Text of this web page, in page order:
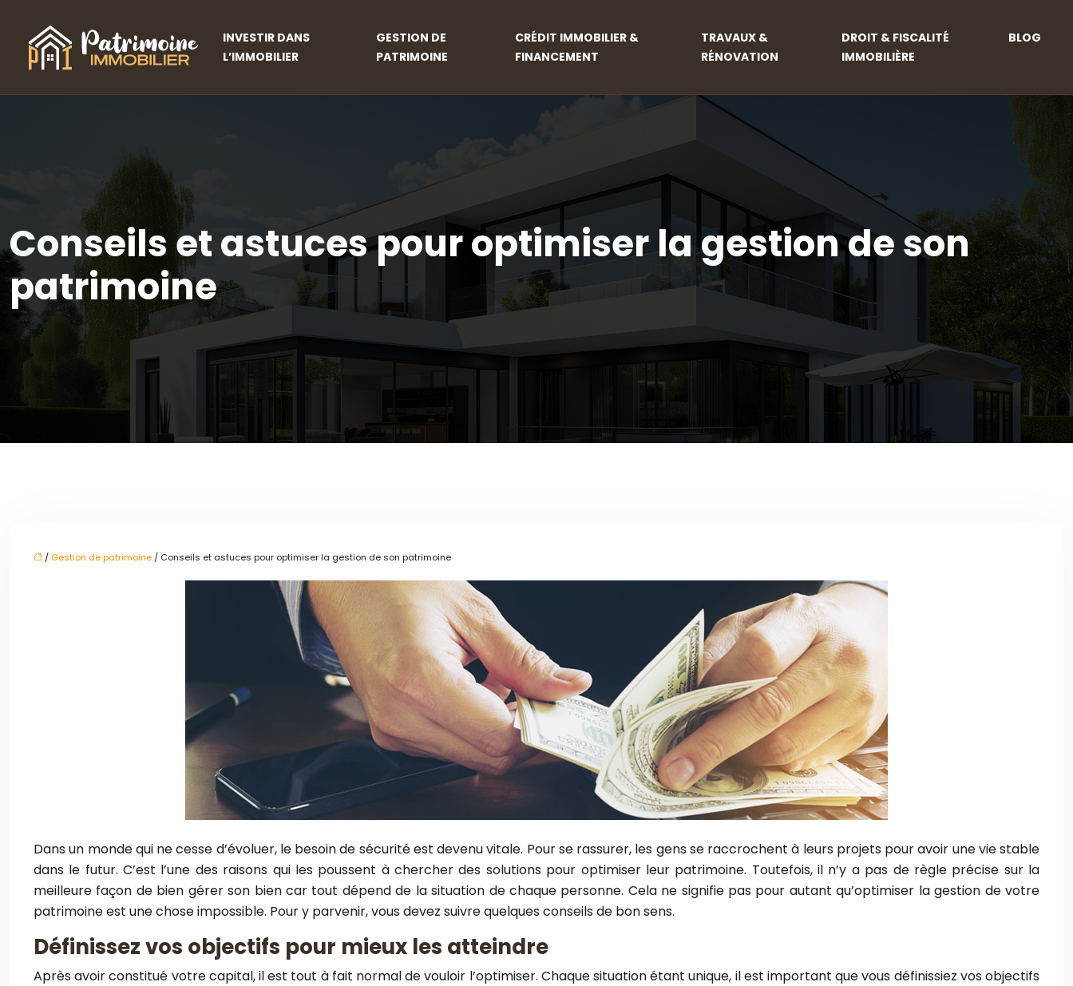
INVESTIR DANS
L’IMMOBILIER
GESTION DE
PATRIMOINE
CRÉDIT IMMOBILIER &
FINANCEMENT
TRAVAUX &
RÉNOVATION
DROIT & FISCALITÉ
IMMOBILIÈRE
BLOG
Conseils et astuces pour optimiser la gestion de son
patrimoine
/ Gestion de patrimoine / Conseils et astuces pour optimiser la gestion de son patrimoine
Dans un monde qui ne cesse d’évoluer, le besoin de sécurité est devenu vitale. Pour se rassurer, les gens se raccrochent à leurs projets pour avoir une vie stable
dans le futur. C’est l’une des raisons qui les poussent à chercher des solutions pour optimiser leur patrimoine. Toutefois, il n’y a pas de règle précise sur la
meilleure façon de bien gérer son bien car tout dépend de la situation de chaque personne. Cela ne signifie pas pour autant qu’optimiser la gestion de votre
patrimoine est une chose impossible. Pour y parvenir, vous devez suivre quelques conseils de bon sens.
Définissez vos objectifs pour mieux les atteindre
Après avoir constitué votre capital, il est tout à fait normal de vouloir l’optimiser. Chaque situation étant unique, il est important que vous définissiez vos objectifs